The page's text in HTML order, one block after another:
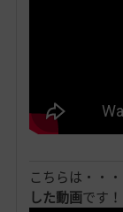
こちらは・・・
した動画です！